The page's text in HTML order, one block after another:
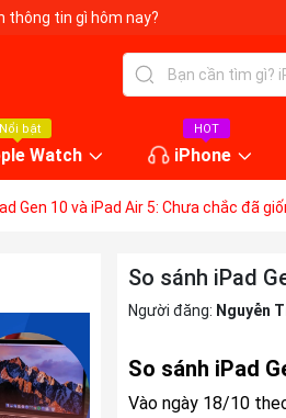
thông tin gì hôm nay?
Nổi bật
Watch
HOT
iPhone
Gen 10 và iPad Air 5: Chưa chắc đã
So sánh iPad
Người đăng: Nguyễn
So sánh iPad
Vào ngày 18/10